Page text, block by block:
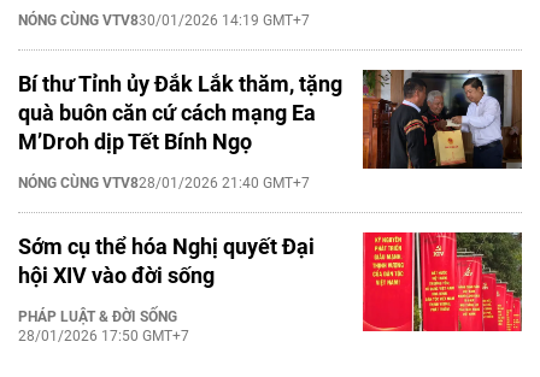
NÓNG CÙNG VTV830/01/2026 14:19 GMT+7
Bí thư Tỉnh ủy Đắk Lắk thăm, tặng
quà buôn căn cứ cách mạng Ea
M’Droh dịp Tết Bính Ngọ
NÓNG CÙNG VTV828/01/2026 21:40 GMT+7
Sớm cụ thể hóa Nghị quyết Đại
hội XIV vào đời sống
PHÁP LUẬT & ĐỜI SỐNG
28/01/2026 17:50 GMT+7